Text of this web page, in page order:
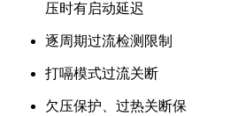
压时有启动延迟
逐周期过流检测限制
打嗝模式过流关断
欠压保护、过热关断保